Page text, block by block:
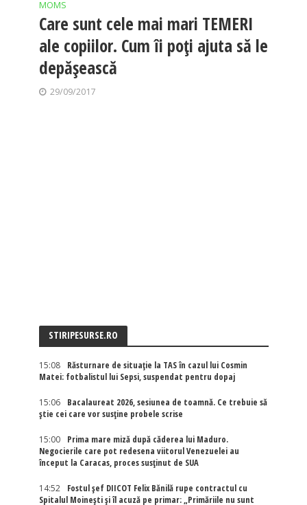
MOMS
Care sunt cele mai mari TEMERI
ale copiilor. Cum îi poţi ajuta să le
depăşească
29/09/2017
STIRIPESURSE.RO
15:08
Răsturnare de situație la TAS în cazul lui Cosmin
Matei: fotbalistul lui Sepsi, suspendat pentru dopaj
15:06
Bacalaureat 2026, sesiunea de toamnă. Ce trebuie să
știe cei care vor susține probele scrise
15:00
Prima mare miză după căderea lui Maduro.
Negocierile care pot redesena viitorul Venezuelei au
început la Caracas, proces susținut de SUA
14:52
Fostul șef DIICOT Felix Bănilă rupe contractul cu
Spitalul Moinești și îl acuză pe primar: „Primăriile nu sunt